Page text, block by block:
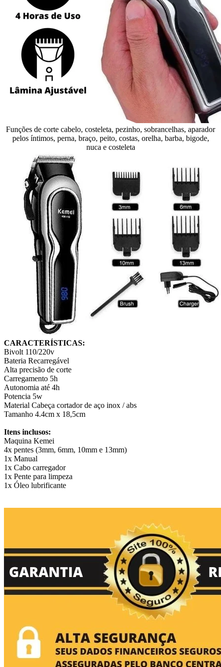
Funções de corte cabelo, costeleta, pezinho, sobrancelhas, aparador
pelos íntimos, perna, braço, peito, costas, orelha, barba, bigode,
nuca e costeleta
CARACTERÍSTICAS:
Bivolt 110/220v
Bateria Recarregável
Alta precisão de corte
Carregamento 5h
Autonomia até 4h
Potencia 5w
Material Cabeça cortador de aço inox / abs
Tamanho 4.4cm x 18,5cm
Itens inclusos:
Maquina Kemei
4x pentes (3mm, 6mm, 10mm e 13mm)
1x Manual
1x Cabo carregador
1x Pente para limpeza
1x Óleo lubrificante